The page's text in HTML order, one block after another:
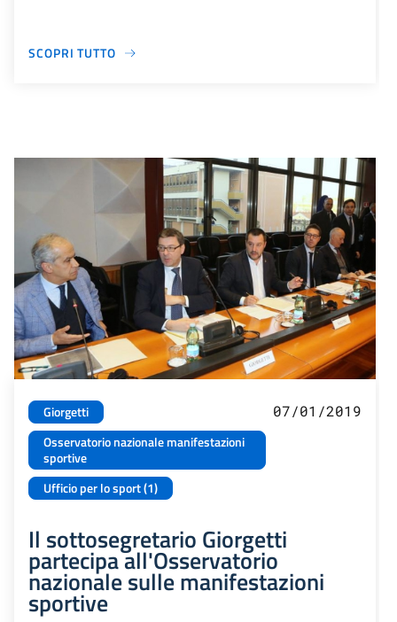
SCOPRI TUTTO
Giorgetti
Osservatorio nazionale manifestazioni
sportive
Ufficio per lo sport (1)
07/01/2019
Il sottosegretario Giorgetti
partecipa all'Osservatorio
nazionale sulle manifestazioni
sportive